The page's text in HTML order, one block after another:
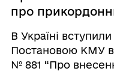
про
В Україні
Постановою КМУ
№ 881 “Про